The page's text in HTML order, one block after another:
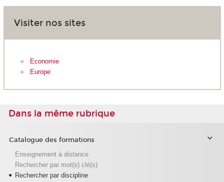
Visiter nos sites
Economie
Europe
Dans la même rubrique
Catalogue des formations
Enseignement à distance
Rechercher par mot(s) clé(s)
Rechercher par discipline